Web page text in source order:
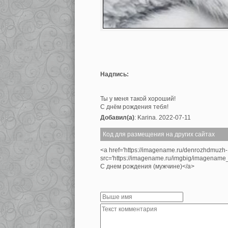
Надпись:
Ты у меня такой хороший!
С днём рождения тебя!
Добавил(а): Karina. 2022-07-11
Код для размещения на других сайтах
<a href='https://imagename.ru/
src='https://imagename.ru/imgbig/
С днем рождения (мужчине)</a>